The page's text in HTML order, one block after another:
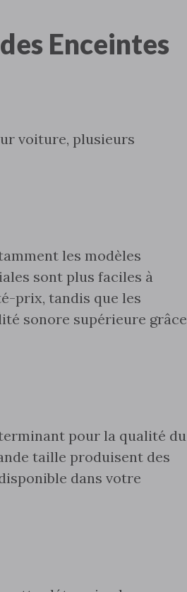
Enceintes
voiture‚ plusieurs
les modèles
sont plus faciles à
prix‚ tandis que les
sonore supérieure grâce
pour la qualité du
taille produisent des
dans votre